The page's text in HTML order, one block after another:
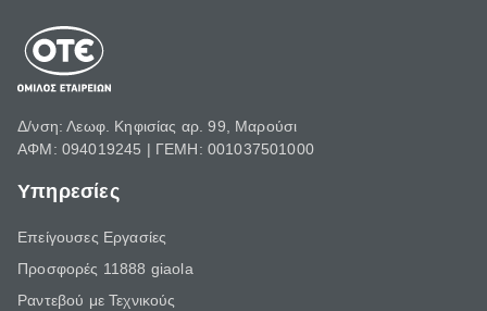
Δ/νση: Λεωφ. Κηφισίας αρ. 99, Μαρούσι
ΑΦΜ: 094019245 | ΓΕΜΗ: 001037501000
Υπηρεσίες
Επείγουσες Εργασίες
Προσφορές 11888 giaola
Ραντεβού με Τεχνικούς